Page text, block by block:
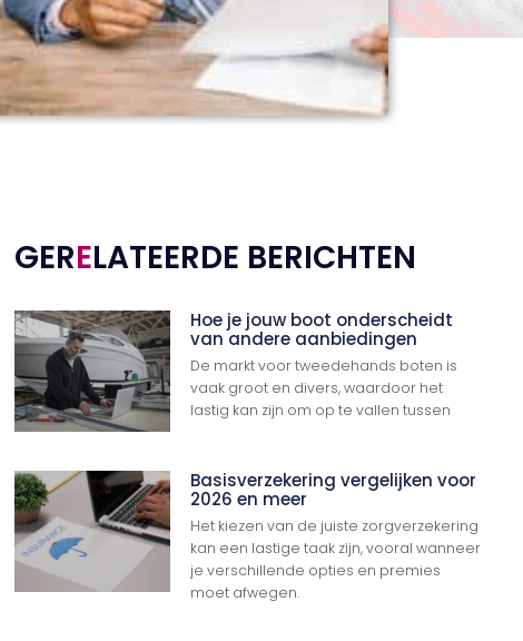
GERELATEERDE BERICHTEN
Hoe je jouw boot onderscheidt
van andere aanbiedingen
De markt voor tweedehands boten is
vaak groot en divers, waardoor het
lastig kan zijn om op te vallen tussen
Basisverzekering vergelijken voor
2026 en meer
Het kiezen van de juiste zorgverzekering
kan een lastige taak zijn, vooral wanneer
je verschillende opties en premies
moet afwegen.